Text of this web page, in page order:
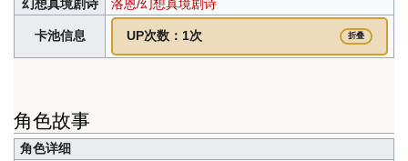
幻想真境剧诗 洛恩/幻想真境剧诗
卡池信息 UP次数：1次 折叠
角色故事
角色详细